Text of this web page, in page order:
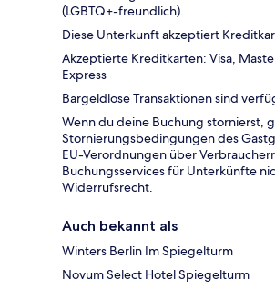
(LGBTQ+-freundlich).
Diese Unterkunft akzeptiert
Akzeptierte Kreditkarten: Visa,
Express
Bargeldlose Transaktionen sind
Wenn du deine Buchung stornierst,
Stornierungsbedingungen des
EU-Verordnungen über
Buchungsservices für Unterkünfte
Widerrufsrecht.
Auch bekannt als
Winters Berlin Im Spiegelturm
Novum Select Hotel Spiegelturm